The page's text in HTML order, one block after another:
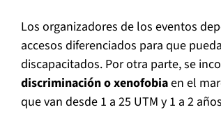
Los organizadores de los eventos
accesos diferenciados para que
discapacitados. Por otra parte, se
discriminación o xenofobiaen el
que van desde 1 a 25 UTM y 1 a 2